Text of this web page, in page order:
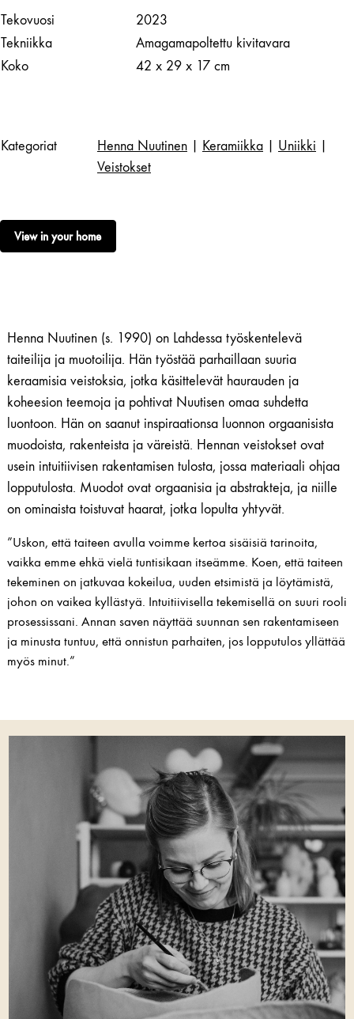
Tekovuosi
2023
Tekniikka
Amagamapoltettu kivitavara
Koko
42 x 29 x 17 cm
Kategoriat Henna Nuutinen Keramiikka Uniikki
Veistokset
View in your home
Henna Nuutinen (s. 1990) on Lahdessa työskentelevä
taiteilija ja muotoilija. Hän työstää parhaillaan suuria
keraamisia veistoksia, jotka käsittelevät haurauden ja
koheesion teemoja ja pohtivat Nuutisen omaa suhdetta
luontoon. Hän on saanut inspiraationsa luonnon orgaanisista
muodoista, rakenteista ja väreistä. Hennan veistokset ovat
usein intuitiivisen rakentamisen tulosta, jossa materiaali ohjaa
lopputulosta. Muodot ovat orgaanisia ja abstrakteja, ja niille
on ominaista toistuvat haarat, jotka lopulta yhtyvät.
”Uskon, että taiteen avulla voimme kertoa sisäisiä tarinoita,
vaikka emme ehkä vielä tuntisikaan itseämme. Koen, että taiteen
tekeminen on jatkuvaa kokeilua, uuden etsimistä ja löytämistä,
johon on vaikea kyllästyä. Intuitiivisella tekemisellä on suuri rooli
prosessissani. Annan saven näyttää suunnan sen rakentamiseen
ja minusta tuntuu, että onnistun parhaiten, jos lopputulos yllättää
myös minut.”